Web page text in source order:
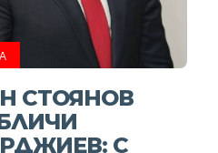
СТОЯНОВ
С